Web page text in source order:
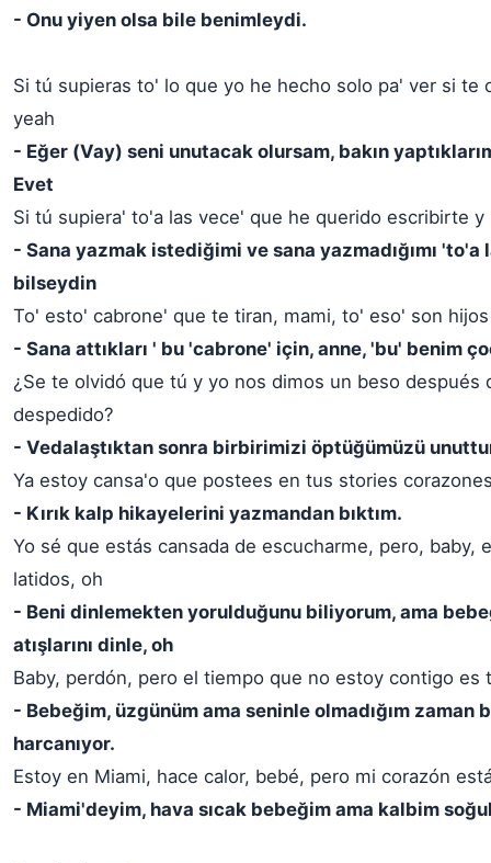
- Onu yiyen olsa bile benimleydi.
Si tú supieras to' lo que yo he hecho solo pa' ver si te
yeah
- Eğer (Vay) seni unutacak olursam, bakın
Evet
Si tú supiera' to'a las vece' que he querido escribirte
- Sana yazmak istediğimi ve sana yazmadığımı 'to'a
bilseydin
To' esto' cabrone' que te tiran, mami, to' eso' son
- Sana attıkları ' bu 'cabrone' için, anne, 'bu' benim
¿Se te olvidó que tú y yo nos dimos un beso después
despedido?
- Vedalaştıktan sonra birbirimizi öptüğümüzü
Ya estoy cansa'o que postees en tus stories
- Kırık kalp hikayelerini yazmandan bıktım.
Yo sé que estás cansada de escucharme, pero, baby,
latidos, oh
- Beni dinlemekten yorulduğunu biliyorum, ama
atışlarını dinle, oh
Baby, perdón, pero el tiempo que no estoy contigo es
- Bebeğim, üzgünüm ama seninle olmadığım zaman
harcanıyor.
Estoy en Miami, hace calor, bebé, pero mi corazón
- Miami'deyim, hava sıcak bebeğim ama kalbim